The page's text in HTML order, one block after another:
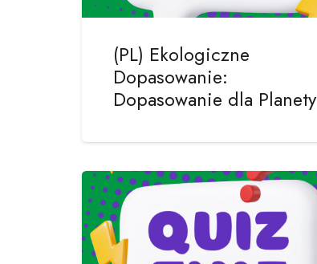
(PL) Ekologiczne
Dopasowanie:
Dopasowanie dla Planety